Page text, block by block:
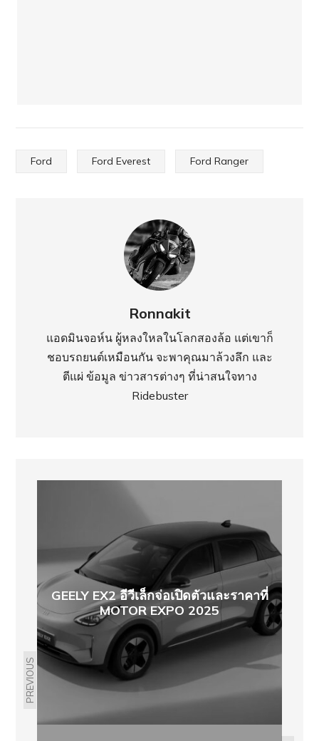
Ford Ford Everest Ford Ranger
Ronnakit
แอดมินจอห์น ผู้หลงใหลในโลกสองล้อ แต่เขาก็
ชอบรถยนต์เหมือนกัน จะพาคุณมาล้วงลึก และ
ตีแผ่ ข้อมูล ข่าวสารต่างๆ ที่น่าสนใจทาง
Ridebuster
PREVIOUS
GEELY EX2 อีวีเล็กจ่อเปิดตัวและราคาที่
MOTOR EXPO 2025